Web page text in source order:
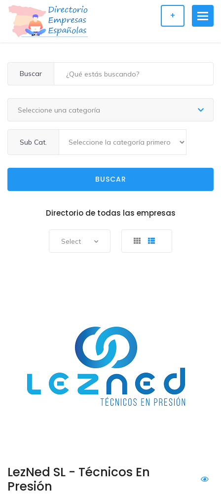
+
Buscar
Seleccione una categoría
Sub Cat.
BUSCAR
Directorio de todas las empresas
Select
LezNed SL - Técnicos En
Presión